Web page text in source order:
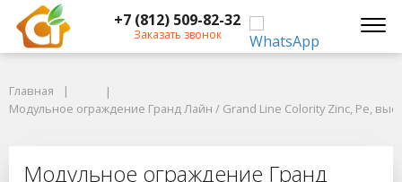
+7 (812) 509-82-32
Заказать звонок
Модульное ограждение Гранд Лайн / Grand Line Colority Zinc, Pe,
Модульное ограждение Гранд
Главная
Модульное ограждение Гранд Лайн / Grand Line Colority Zinc, Pe,
Модульное ограждение Гранд